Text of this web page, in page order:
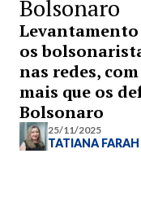
Bolsonaro
os
nas redes,
mais que os
Bolsonaro
25/11/2025
TATIANA FARAH